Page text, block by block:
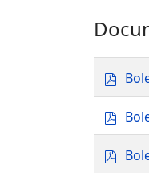
p
p
p